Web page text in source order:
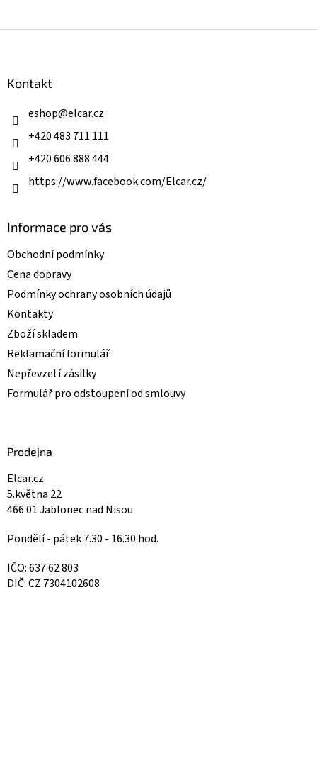
Kontakt
eshop@elcar.cz
+420 483 711 111
+420 606 888 444
https://www.facebook.com/Elcar.cz/
Informace pro vás
Obchodní podmínky
Cena dopravy
Podmínky ochrany osobních údajů
Kontakty
Zboží skladem
Reklamační formulář
Nepřevzetí zásilky
Formulář pro odstoupení od smlouvy
Prodejna
Elcar.cz
5.května 22
466 01 Jablonec nad Nisou
Pondělí - pátek 7.30 - 16.30 hod.
IČO: 637 62 803
DIČ: CZ 7304102608